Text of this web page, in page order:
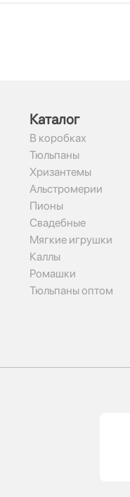
Каталог
В коробках
Тюльпаны
Хризантемы
Альстромерии
Пионы
Свадебные
Мягкие игрушки
Каллы
Ромашки
Тюльпаны оптом